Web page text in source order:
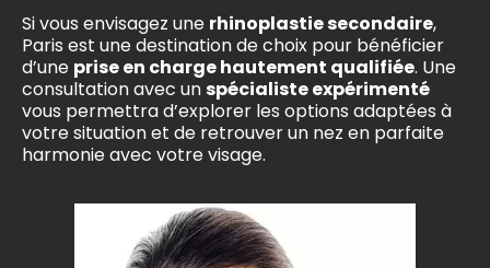
Si vous envisagez une rhinoplastie secondaire,
Paris est une destination de choix pour bénéficier
d’une prise en charge hautement qualifiée. Une
consultation avec unspécialiste expérimenté
vous permettra d’explorer les options adaptées à
votre situation et de retrouver un nez en parfaite
harmonie avec votre visage.